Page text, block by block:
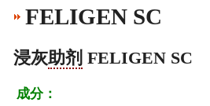
FELIGEN SC
浸灰助剂 FELIGEN SC
成分：